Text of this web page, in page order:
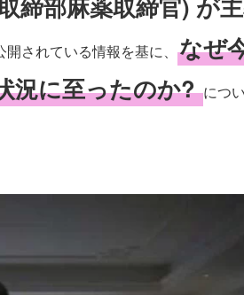
締部麻薬取締官) が
されている情報を基に、 なぜ
況に至ったのか?につ